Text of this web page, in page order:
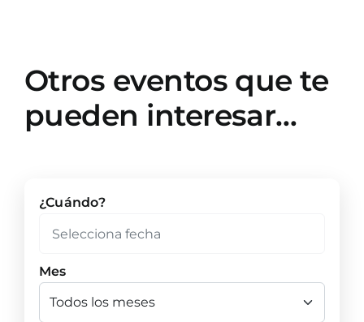
Otros eventos que te
pueden interesar…
¿Cuándo?
Mes